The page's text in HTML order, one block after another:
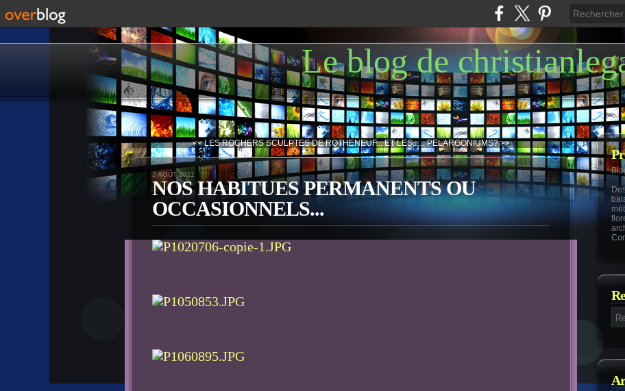
Le blog de
<< LES ROCHERS SCULPTES DE ROTHENEUF... ET LES...... PELARGONIUMS? >>
2 AOÛT 2011
NOS HABITUES PERMANENTS OU
OCCASIONNELS...